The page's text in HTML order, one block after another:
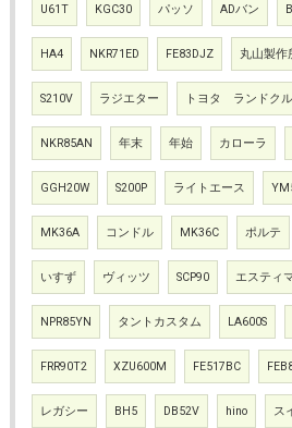
U61T KGC30 パッソ ADバン
HA4 NKR71ED FE83DJZ 丸山製作
S210V ラジエター トヨタ ランドク
NKR85AN 年末 年始 カローラ
GGH20W S200P ライトエース
MK36A コンドル MK36C ポルテ
いすず ヴィッツ SCP90 エスティ
NPR85YN タントカスタム LA600S
FRR90T2 XZU600M FE517BC
レガシー BH5 DB52V hino ス